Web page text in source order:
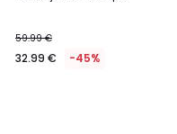
59.99 €
32.99 € -45%